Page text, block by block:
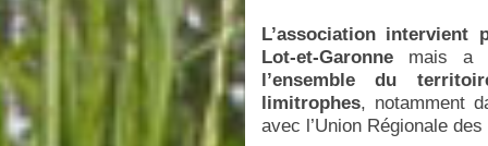
L’association
Lot-et-Garonne mais a
l’ensemble du
limitrophes, notamment
avec l’Union Régionale